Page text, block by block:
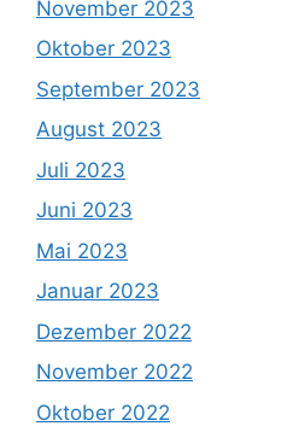
November 2023
Oktober 2023
September 2023
August 2023
Juli 2023
Juni 2023
Mai 2023
Januar 2023
Dezember 2022
November 2022
Oktober 2022